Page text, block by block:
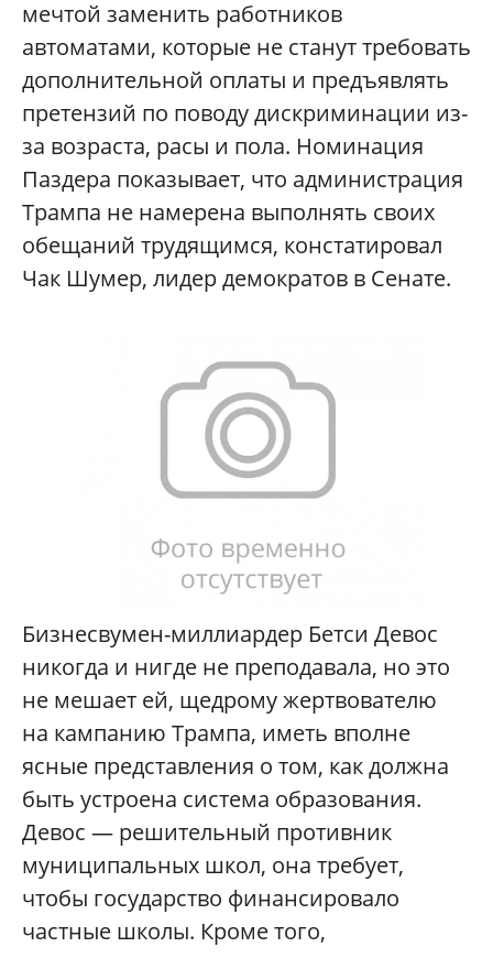
мечтой заменить работников
автоматами, которые не станут требовать
дополнительной оплаты и предъявлять
претензий по поводу дискриминации из-
за возраста, расы и пола. Номинация
Паздера показывает, что администрация
Трампа не намерена выполнять своих
обещаний трудящимся, констатировал
Чак Шумер, лидер демократов в Сенате.
Бизнесвумен-миллиардер Бетси Девос
никогда и нигде не преподавала, но это
не мешает ей, щедрому жертвователю
на кампанию Трампа, иметь вполне
ясные представления о том, как должна
быть устроена система образования.
Девос — решительный противник
муниципальных школ, она требует,
чтобы государство финансировало
частные школы. Кроме того,